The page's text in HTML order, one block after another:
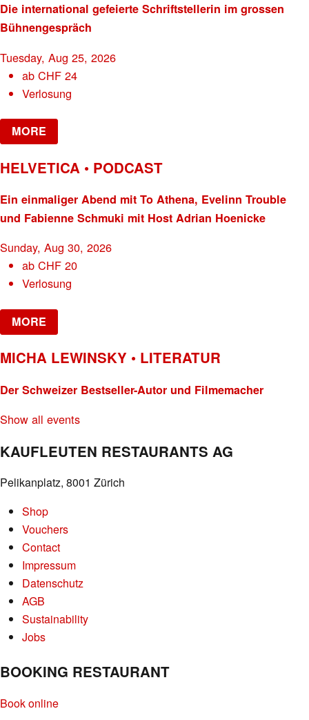
Die international gefeierte Schriftstellerin im grossen
Bühnengespräch
Tuesday, Aug 25, 2026
abCHF 24
Verlosung
MORE
HELVETICA • PODCAST
Ein einmaliger Abend mit To Athena, Evelinn Trouble
und Fabienne Schmuki mit Host Adrian Hoenicke
Sunday, Aug 30, 2026
abCHF 20
Verlosung
MORE
MICHA LEWINSKY • LITERATUR
Der Schweizer Bestseller-Autor und Filmemacher
Show all events
KAUFLEUTEN RESTAURANTS AG
Pelikanplatz, 8001 Zürich
Shop
Vouchers
Contact
Impressum
Datenschutz
AGB
Sustainability
Jobs
BOOKING RESTAURANT
Book online